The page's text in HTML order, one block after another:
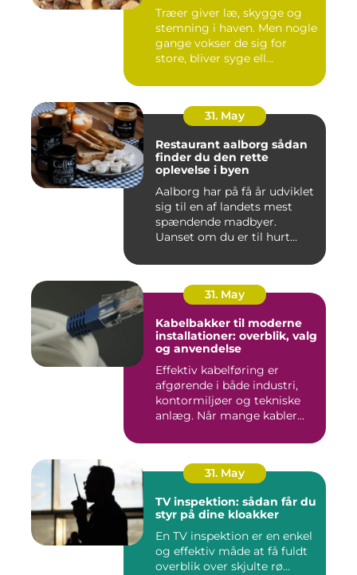
Træer giver læ, skygge og
stemning i haven. Men nogle
gange vokser de sig for
store, bliver syge ell...
31. May
Restaurant aalborg sådan
finder du den rette
oplevelse i byen
Aalborg har på få år udviklet
sig til en af landets mest
spændende madbyer.
Uanset om du er til hurt...
31. May
Kabelbakker til moderne
installationer: overblik, valg
og anvendelse
Effektiv kabelføring er
afgørende i både industri,
kontormiljøer og tekniske
anlæg. Når mange kabler...
31. May
TV inspektion: sådan får du
styr på dine kloakker
En TV inspektion er en enkel
og effektiv måde at få fuldt
overblik over skjulte rø...